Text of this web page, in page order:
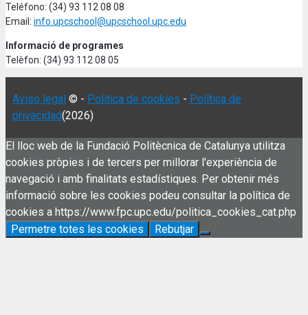
Teléfono: (34) 93 112 08 08
Email: info.upcschool@upcschool.upc.edu
Informació de programes
Telèfon: (34) 93 112 08 05
Aviso legal © - Política de cookies - Política de
privacidad(2026)
El lloc web de la Fundació Politècnica de Catalunya utilitza
cookies pròpies i de tercers per millorar l'experiència de
navegació i amb finalitats estadístiques. Per obtenir més
informació sobre les cookies podeu consultar la política de
cookies a https://www.fpc.upc.edu/politica_cookies_cat.php
Permetre totes les cookies
Rebutjar